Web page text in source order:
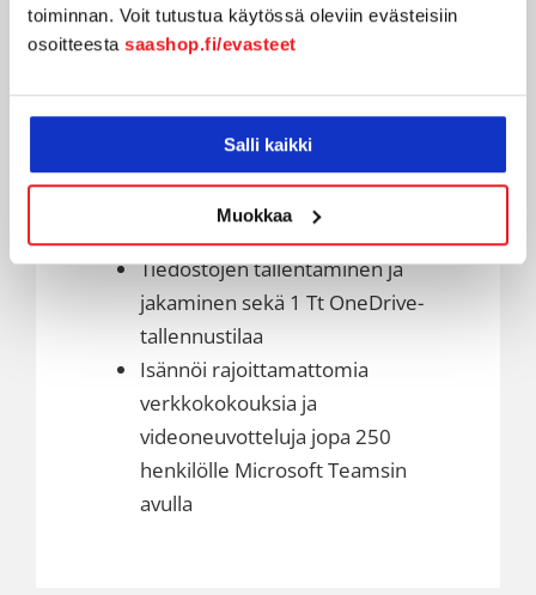
toiminnan. Voit tutustua käytössä oleviin evästeisiin
osoitteesta saashop.fi/evasteet
Salli kaikki
Muokkaa
Office-sovellusten
Excel, PowerPoint ja OneNote
sekä Access ja Publisher vain PC-
tietokoneisiin
Wordin, Excelin, PowerPointin ja
Tiedostojen tallentaminen ja
jakaminen sekä 1 Tt OneDrive-
tallennustilaa
Isännöi rajoittamattomia
verkkokokouksia ja
videoneuvotteluja jopa 250
henkilölle Microsoft Teamsin
avulla